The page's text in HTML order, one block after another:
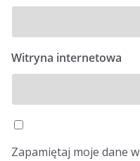
Witryna internetowa
Zapamiętaj moje dane